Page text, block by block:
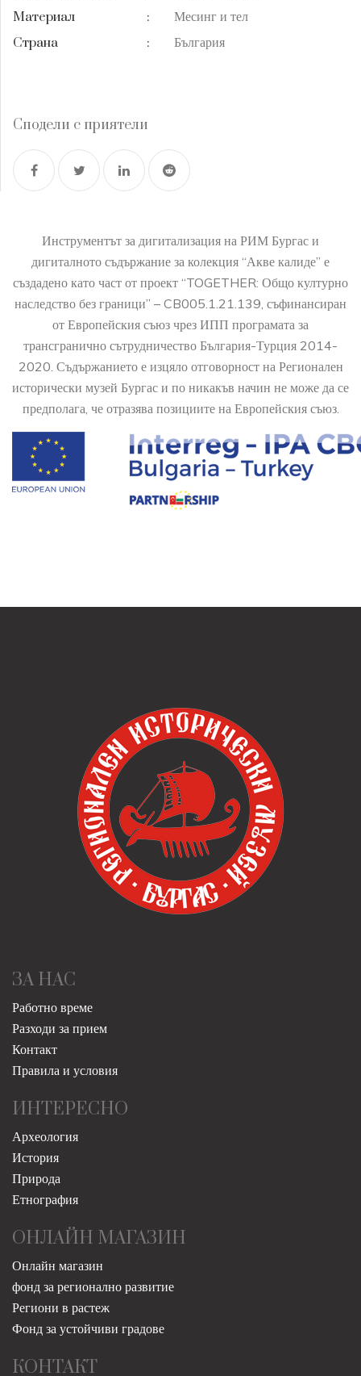
Материал
:
Месинг и тел
Страна
: България
Сподели с приятели
Инструментът за дигитализация на РИМ Бургас и
дигиталното съдържание за колекция “Акве калиде” е
създадено като част от проект “TOGETHER: Общо културно
наследство без граници” – CB005.1.21.139, съфинансиран
от Европейския съюз чрез ИПП програмата за
трансгранично сътрудничество България-Турция 2014-
2020. Съдържанието е изцяло отговорност на Регионален
исторически музей Бургас и по никакъв начин не може да се
предполага, че отразява позициите на Европейския съюз.
ЗА НАС
Работно време
Разходи за прием
Контакт
Правила и условия
ИНТЕРЕСНО
Археология
История
Природа
Етнография
ОНЛАЙН МАГАЗИН
Онлайн магазин
фонд за регионално развитие
Региони в растеж
Фонд за устойчиви градове
КОНТАКТ